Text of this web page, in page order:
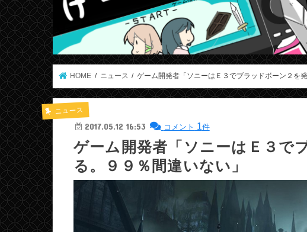
HOME ニュース ゲーム開発者「ソニーはＥ３でブラッドボーン２を
ニュース
2017.05.12 16:53 コメント 1件
ゲーム開発者「ソニーはＥ３で
る。９９％間違いない」